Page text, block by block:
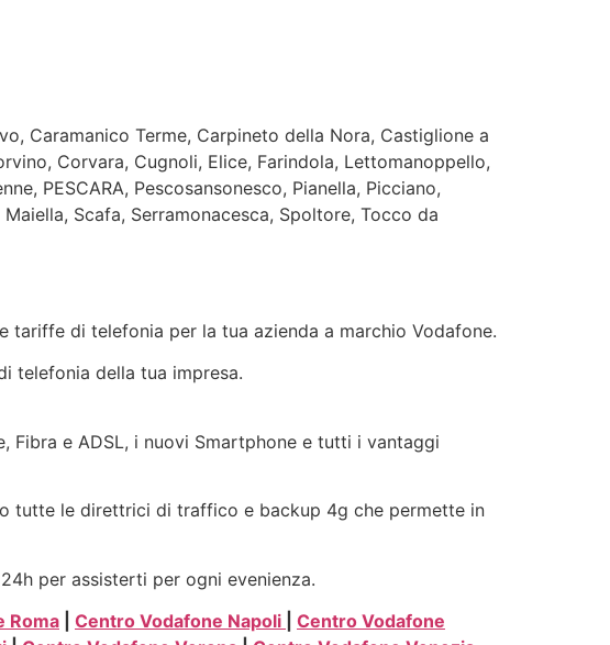
Caramanico Terme, Carpineto della Nora, Castiglione a
Corvara, Cugnoli, Elice, Farindola, Lettomanoppello,
PESCARA, Pescosansonesco, Pianella, Picciano,
Scafa, Serramonacesca, Spoltore, Tocco da
tariffe di telefonia per la tua azienda a marchio Vodafone.
telefonia della tua impresa.
e ADSL, i nuovi Smartphone e tutti i vantaggi
tutte le direttrici di traffico e backup 4g che permette in
per assisterti per ogni evenienza.
Roma Centro Vodafone Napoli
Centro Vodafone